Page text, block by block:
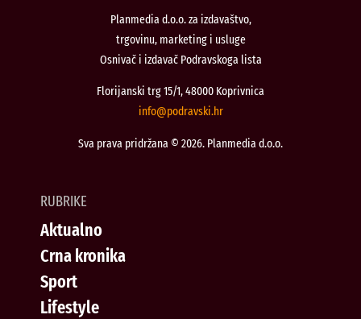
Planmedia d.o.o. za izdavaštvo,
trgovinu, marketing i usluge
Osnivač i izdavač Podravskoga lista
Florijanski trg 15/1, 48000 Koprivnica
rh.iksvardop
@ofni
Sva prava pridržana © 2026. Planmedia d.o.o.
RUBRIKE
Aktualno
Crna kronika
Sport
Lifestyle